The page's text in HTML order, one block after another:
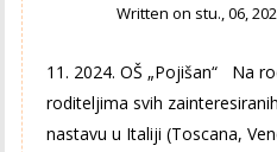
Written on stu., 06,
11. 2024. OŠ „Pojišan“ Na
roditeljima svih
nastavu u Italiji (Toscana,